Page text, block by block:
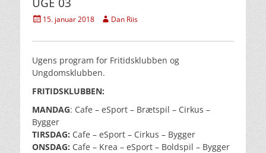
UGE 03
Udgivet
15. januar 2018 Forfatter
Dan Riis
Ugens program for Fritidsklubben og
Ungdomsklubben.
FRITIDSKLUBBEN:
MANDAG: Cafe – eSport – Brætspil – Cirkus –
Bygger
TIRSDAG: Cafe – eSport – Cirkus – Bygger
ONSDAG: Cafe – Krea – eSport – Boldspil – Bygger